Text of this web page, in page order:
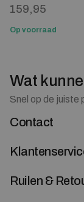
159,95
Op voorraad
Wat
Snel op de juiste
Contact
Ruilen &